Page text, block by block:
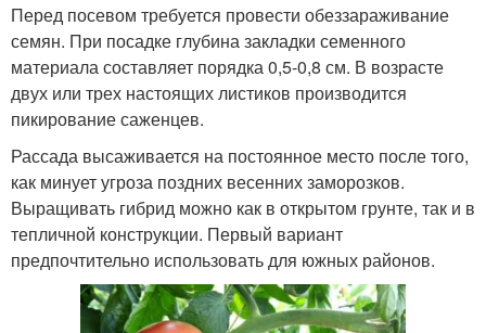
Перед посевом требуется провести обеззараживание
семян. При посадке глубина закладки семенного
материала составляет порядка 0,5-0,8 см. В возрасте
двух или трех настоящих листиков производится
пикирование саженцев.
Рассада высаживается на постоянное место после того,
как минует угроза поздних весенних заморозков.
Выращивать гибрид можно как в открытом грунте, так и в
тепличной конструкции. Первый вариант
предпочтительно использовать для южных районов.